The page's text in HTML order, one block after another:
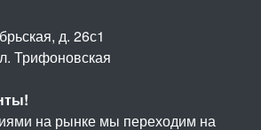
д. 26с1
Трифоновская
на рынке мы переходим на